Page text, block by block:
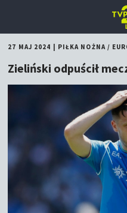
27 MAJ 2024 PIŁKA NOŻNA/
Zieliński odpuścił